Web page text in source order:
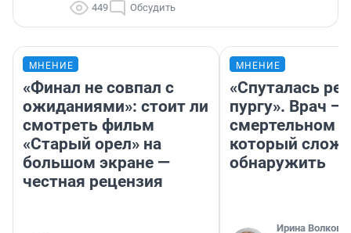
449 Обсудить
МНЕНИЕ
«Финал не совпал с
ожиданиями»: стоит ли
смотреть фильм
«Старый орел» на
большом экране —
честная рецензия
МНЕНИЕ
«Спуталась
пургу». Врач —
смертельном
который
обнаружить
Ирина Волкова